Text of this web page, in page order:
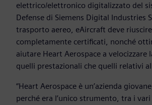
elettrico/elettronico digitalizzato del
Defense di Siemens Digital
trasporto aereo, eAircraft deve
completamente certificati, nonché
aiutare Heart Aerospace a
quelli prestazionali che quelli relativi
“Heart Aerospace è un’azienda
perché era l’unico strumento, tra i